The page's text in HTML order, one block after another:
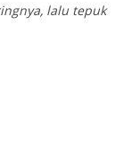
lalu tepuk